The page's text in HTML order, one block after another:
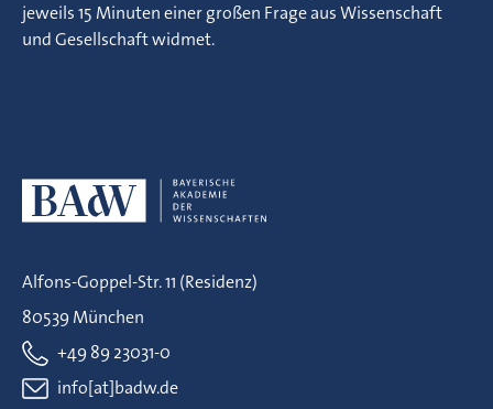
jeweils 15 Minuten einer großen Frage aus Wissenschaft
und Gesellschaft widmet.
Alfons-Goppel-Str. 11 (Residenz)
80539 München
+49 89 23031-0
info[at]badw.de